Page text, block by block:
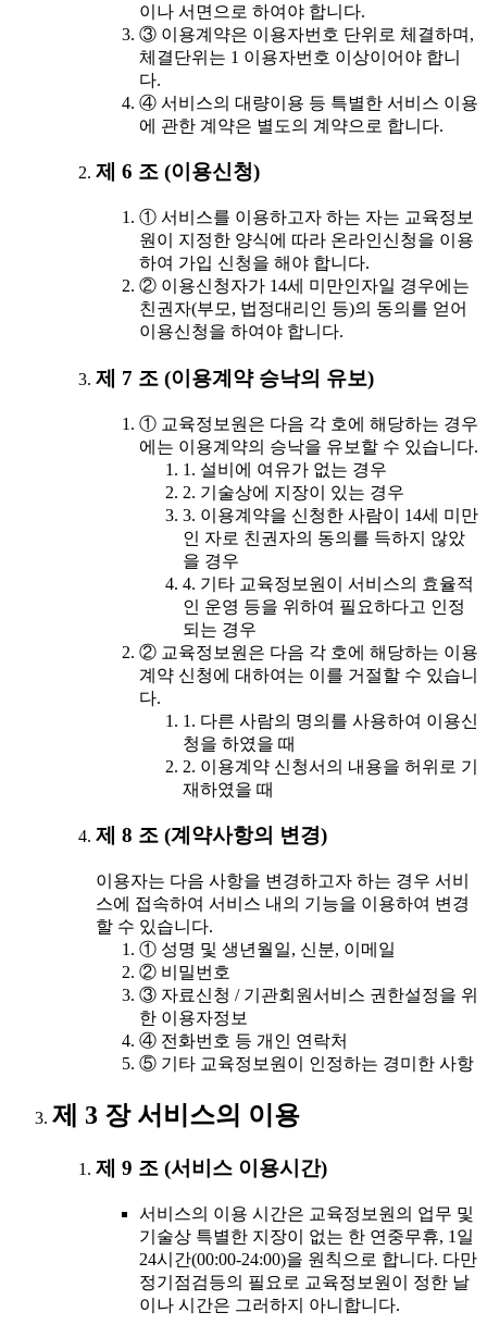
이나 서면으로 하여야 합니다.
③ 이용계약은 이용자번호 단위로 체결하며,
체결단위는 1 이용자번호 이상이어야 합니
다.
④ 서비스의 대량이용 등 특별한 서비스 이용
에 관한 계약은 별도의 계약으로 합니다.
제 6 조 (이용신청)
① 서비스를 이용하고자 하는 자는 교육정보
원이 지정한 양식에 따라 온라인신청을 이용
하여 가입 신청을 해야 합니다.
② 이용신청자가 14세 미만인자일 경우에는
친권자(부모, 법정대리인 등)의 동의를 얻어
이용신청을 하여야 합니다.
제 7 조 (이용계약 승낙의 유보)
① 교육정보원은 다음 각 호에 해당하는 경우
에는 이용계약의 승낙을 유보할 수 있습니다.
1. 설비에 여유가 없는 경우
2. 기술상에 지장이 있는 경우
3. 이용계약을 신청한 사람이 14세 미만
인 자로 친권자의 동의를 득하지 않았
을 경우
4. 기타 교육정보원이 서비스의 효율적
인 운영 등을 위하여 필요하다고 인정
되는 경우
② 교육정보원은 다음 각 호에 해당하는 이용
계약 신청에 대하여는 이를 거절할 수 있습니
다.
1. 다른 사람의 명의를 사용하여 이용신
청을 하였을 때
2. 이용계약 신청서의 내용을 허위로 기
재하였을 때
제 8 조 (계약사항의 변경)
이용자는 다음 사항을 변경하고자 하는 경우 서비
스에 접속하여 서비스 내의 기능을 이용하여 변경
할 수 있습니다.
① 성명 및 생년월일, 신분, 이메일
② 비밀번호
③ 자료신청 / 기관회원서비스 권한설정을 위
한 이용자정보
④ 전화번호 등 개인 연락처
⑤ 기타 교육정보원이 인정하는 경미한 사항
제 3 장 서비스의 이용
제 9 조 (서비스 이용시간)
서비스의 이용 시간은 교육정보원의 업무 및
기술상 특별한 지장이 없는 한 연중무휴, 1일
24시간(00:00-24:00)을 원칙으로 합니다. 다만
정기점검등의 필요로 교육정보원이 정한 날
이나 시간은 그러하지 아니합니다.